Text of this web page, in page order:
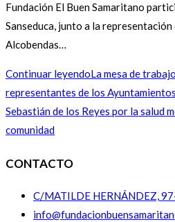
Fundación El Buen Samaritano
Sanseduca, junto a la
Alcobendas…
Continuar leyendoLa mesa de
representantes de los
Sebastián de los Reyes por la salud
comunidad
CONTACTO
C/MATILDE HERNÁNDEZ,